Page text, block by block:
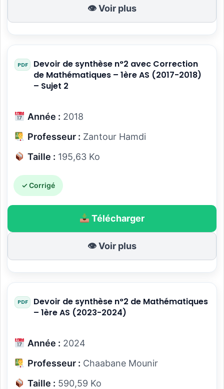
👁 Voir plus
Devoir de synthèse n°2 avec Correction
de Mathématiques – 1ère AS (2017-2018)
– Sujet 2
Année : 2018
Professeur : Zantour Hamdi
Taille : 195,63 Ko
✓ Corrigé
Télécharger
👁 Voir plus
Devoir de synthèse n°2 de Mathématiques
– 1ère AS (2023-2024)
Année : 2024
Professeur : Chaabane Mounir
Taille : 590,59 Ko